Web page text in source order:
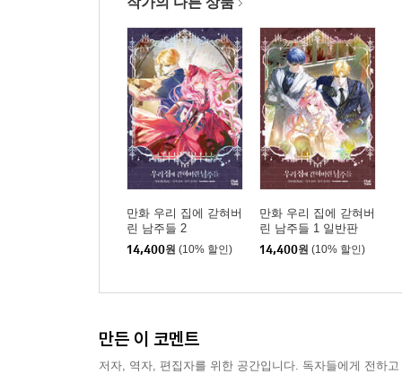
만화 우리 집에 갇혀버
린 남주들 2
14,400원 (10% 할인)
만화 우리 집에 갇혀버
린 남주들 1 일반판
14,400원 (10% 할인)
만든 이 코멘트
저자, 역자, 편집자를 위한 공간입니다. 독자들에게 전하